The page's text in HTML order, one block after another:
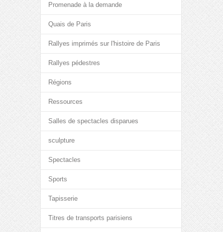
Promenade à la demande
Quais de Paris
Rallyes imprimés sur l'histoire de Paris
Rallyes pédestres
Régions
Ressources
Salles de spectacles disparues
sculpture
Spectacles
Sports
Tapisserie
Titres de transports parisiens